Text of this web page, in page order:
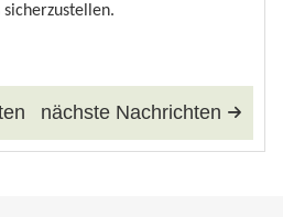

nächste Nachrichten